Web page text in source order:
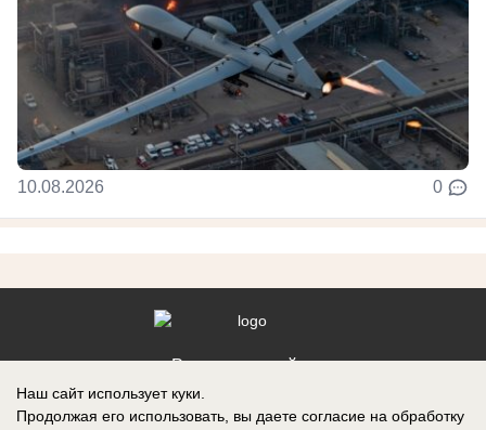
10.08.2026 0
Реклама на сайте
Наш сайт использует куки.
Продолжая его использовать, вы даете согласие на обработку